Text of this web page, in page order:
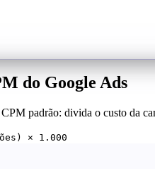
do Google Ads
padrão: divida o custo da
× 1.000